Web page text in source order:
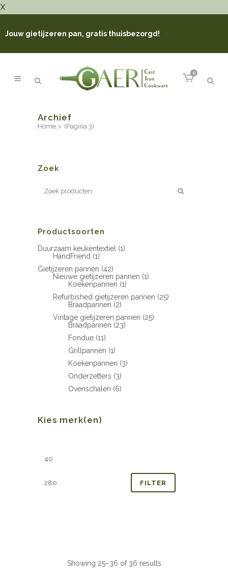
X
Jouw gietijzeren pan, gratis thuisbezorgd!
0
Archief
Home > (Pagina 3)
Zoek
Productsoorten
Duurzaam keukentextiel (1)
HandFriend (1)
Gietijzeren pannen (42)
Nieuwe gietijzeren pannen (1)
Koekenpannen (1)
Refurbished gietijzeren pannen (25)
Braadpannen (2)
Vintage gietijzeren pannen (25)
Braadpannen (23)
Fondue (11)
Grillpannen (1)
Koekenpannen (3)
Onderzetters (3)
Ovenschalen (6)
Kies merk(en)
FILTER
Showing 25–36 of 36 results